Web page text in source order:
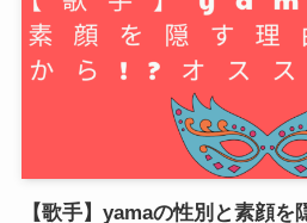
【歌手】yamaの性別と素顔